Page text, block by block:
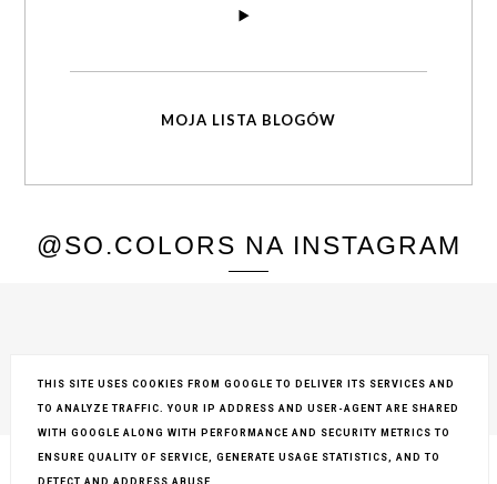
MOJA LISTA BLOGÓW
@SO.COLORS NA INSTAGRAM
COPYRIGHT ©SO COLORS, BLOGGER
BLOG DESIGN:
THIS SITE USES COOKIES FROM GOOGLE TO DELIVER ITS SERVICES AND
TO ANALYZE TRAFFIC. YOUR IP ADDRESS AND USER-AGENT ARE SHARED
WITH GOOGLE ALONG WITH PERFORMANCE AND SECURITY METRICS TO
ENSURE QUALITY OF SERVICE, GENERATE USAGE STATISTICS, AND TO
DETECT AND ADDRESS ABUSE.